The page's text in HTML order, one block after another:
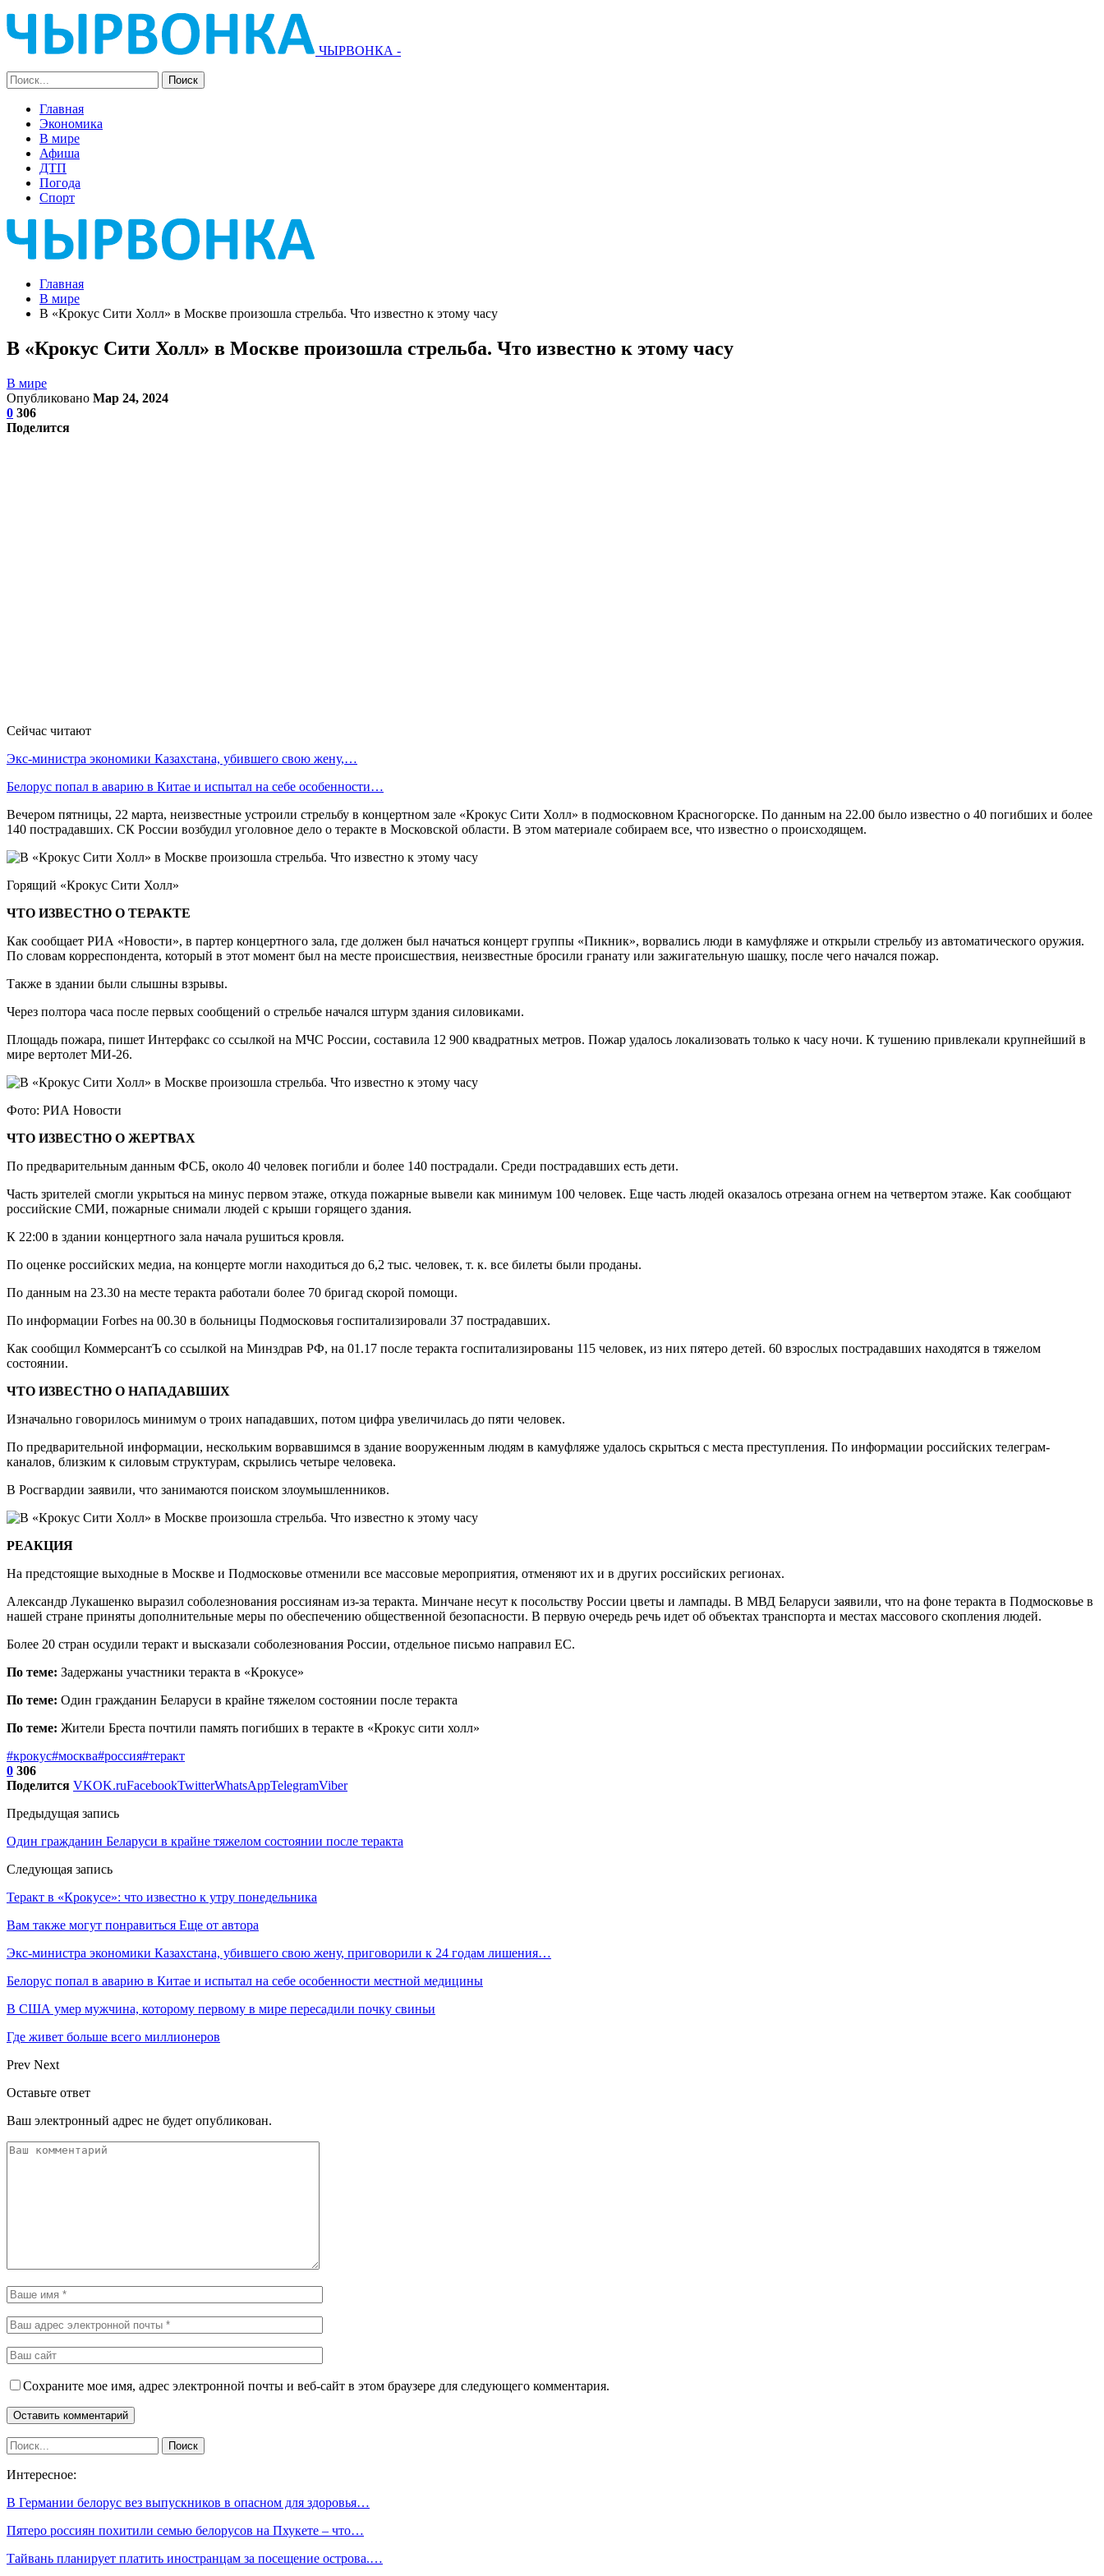
ЧЫРВОНКА -
Главная
Экономика
В мире
Афиша
ДТП
Погода
Спорт
Главная
В мире
В «Крокус Сити Холл» в Москве произошла стрельба. Что известно к этому часу
В «Крокус Сити Холл» в Москве произошла стрельба. Что известно к этому часу
В мире
Опубликовано Мар 24, 2024
0 306
Поделится
Сейчас читают
Экс-министра экономики Казахстана, убившего свою жену,…
Белорус попал в аварию в Китае и испытал на себе особенности…
Вечером пятницы, 22 марта, неизвестные устроили стрельбу в концертном зале «Крокус Сити Холл» в подмосковном Красногорске. По данным на 22.00 было известно о 40 погибших и более
140 пострадавших. СК России возбудил уголовное дело о теракте в Московской области. В этом материале собираем все, что известно о происходящем.
Горящий «Крокус Сити Холл»
ЧТО ИЗВЕСТНО О ТЕРАКТЕ
Как сообщает РИА «Новости», в партер концертного зала, где должен был начаться концерт группы «Пикник», ворвались люди в камуфляже и открыли стрельбу из автоматического оружия.
По словам корреспондента, который в этот момент был на месте происшествия, неизвестные бросили гранату или зажигательную шашку, после чего начался пожар.
Также в здании были слышны взрывы.
Через полтора часа после первых сообщений о стрельбе начался штурм здания силовиками.
Площадь пожара, пишет Интерфакс со ссылкой на МЧС России, составила 12 900 квадратных метров. Пожар удалось локализовать только к часу ночи. К тушению привлекали крупнейший в
мире вертолет МИ-26.
Фото: РИА Новости
ЧТО ИЗВЕСТНО О ЖЕРТВАХ
По предварительным данным ФСБ, около 40 человек погибли и более 140 пострадали. Среди пострадавших есть дети.
Часть зрителей смогли укрыться на минус первом этаже, откуда пожарные вывели как минимум 100 человек. Еще часть людей оказалось отрезана огнем на четвертом этаже. Как сообщают
российские СМИ, пожарные снимали людей с крыши горящего здания.
К 22:00 в здании концертного зала начала рушиться кровля.
По оценке российских медиа, на концерте могли находиться до 6,2 тыс. человек, т. к. все билеты были проданы.
По данным на 23.30 на месте теракта работали более 70 бригад скорой помощи.
По информации Forbes на 00.30 в больницы Подмосковья госпитализировали 37 пострадавших.
Как сообщил КоммерсантЪ со ссылкой на Минздрав РФ, на 01.17 после теракта госпитализированы 115 человек, из них пятеро детей. 60 взрослых пострадавших находятся в тяжелом
состоянии.
ЧТО ИЗВЕСТНО О НАПАДАВШИХ
Изначально говорилось минимум о троих нападавших, потом цифра увеличилась до пяти человек.
По предварительной информации, нескольким ворвавшимся в здание вооруженным людям в камуфляже удалось скрыться с места преступления. По информации российских телеграм-
каналов, близким к силовым структурам, скрылись четыре человека.
В Росгвардии заявили, что занимаются поиском злоумышленников.
РЕАКЦИЯ
На предстоящие выходные в Москве и Подмосковье отменили все массовые мероприятия, отменяют их и в других российских регионах.
Александр Лукашенко выразил соболезнования россиянам из-за теракта. Минчане несут к посольству России цветы и лампады. В МВД Беларуси заявили, что на фоне теракта в Подмосковье в
нашей стране приняты дополнительные меры по обеспечению общественной безопасности. В первую очередь речь идет об объектах транспорта и местах массового скопления людей.
Более 20 стран осудили теракт и высказали соболезнования России, отдельное письмо направил ЕС.
По теме: Задержаны участники теракта в «Крокусе»
По теме: Один гражданин Беларуси в крайне тяжелом состоянии после теракта
По теме: Жители Бреста почтили память погибших в теракте в «Крокус сити холл»
#крокус#москва#россия#теракт
0 306
Поделится VKOK.ruFacebookTwitterWhatsAppTelegramViber
Предыдущая запись
Один гражданин Беларуси в крайне тяжелом состоянии после теракта
Следующая запись
Теракт в «Крокусе»: что известно к утру понедельника
Вам также могут понравиться Еще от автора
Экс-министра экономики Казахстана, убившего свою жену, приговорили к 24 годам лишения…
Белорус попал в аварию в Китае и испытал на себе особенности местной медицины
В США умер мужчина, которому первому в мире пересадили почку свиньи
Где живет больше всего миллионеров
Prev Next
Оставьте ответ
Ваш электронный адрес не будет опубликован.
Сохраните мое имя, адрес электронной почты и веб-сайт в этом браузере для следующего комментария.
Интересное:
В Германии белорус вез выпускников в опасном для здоровья…
Пятеро россиян похитили семью белорусов на Пхукете – что…
Тайвань планирует платить иностранцам за посещение острова.…